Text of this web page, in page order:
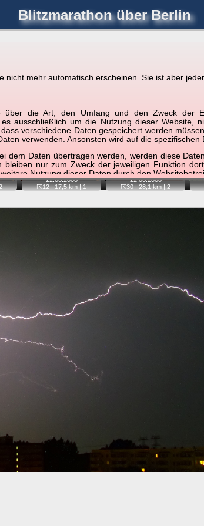
mehr automatisch erscheinen. Sie ist aber
über die Art, den Umfang und den Zweck der
ausschließlich um die Nutzung dieser Website,
verschiedene Daten gespeichert werden
verwenden. Ansonsten wird auf die
dem Daten übertragen werden, werden diese
bleiben nur zum Zweck der jeweiligen Funktion
Nutzung dieser Daten durch den
Ihre personenbezogenen Daten
oder “Verarbeitung”) finden Sie in Art. 4
unseres berechtigten Interesses (s. Art. 6 Abs. 1
werden so protokolliert:
gelöscht. Dies liegt in der Zuständigkeit
erheben und warum
sie für einige Zeit - aus
von wo wie oft aufgerufen werden. Müssen
nicht, es werden nur die
Blitzmarathonüber Berlin
joerglorenz.de
tippen und sehen, wie weit die
. Doppelklick auf Thumb zum Anzeigen.
📷
22.06.2008
☈12| 17,5 km |1
📷
22.06.2008
☈30| 28,1 km |2
📷